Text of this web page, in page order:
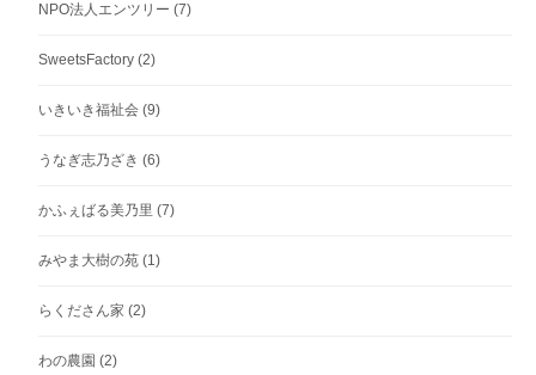
NPO法人エンツリー (7)
SweetsFactory (2)
いきいき福祉会 (9)
うなぎ志乃ざき (6)
かふぇばる美乃里 (7)
みやま大樹の苑 (1)
らくださん家 (2)
わの農園 (2)